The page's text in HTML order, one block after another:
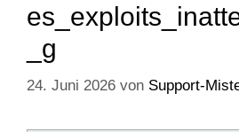
_g
24. Juni 2026 von Support-